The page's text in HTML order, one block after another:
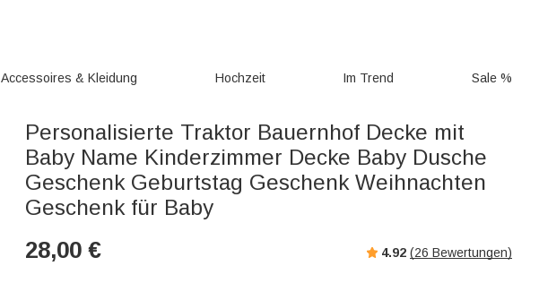
Accessoires & Kleidung Hochzeit Im Trend Sale %
Personalisierte Traktor Bauernhof Decke mit
Baby Name Kinderzimmer Decke Baby Dusche
Geschenk Geburtstag Geschenk Weihnachten
Geschenk für Baby
28,00 € 4.92 (26 Bewertungen)